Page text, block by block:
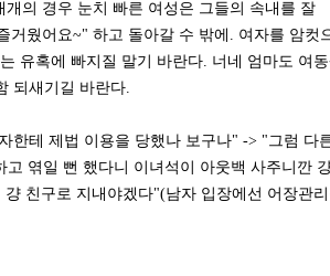
의 경우 눈치 빠른 여성은 그들의 속내를 잘
거웠어요~" 하고 돌아갈 수 밖에. 여자를 암컷
유혹에 빠지질 말기 바란다. 너네 엄마도 여
되새기길 바란다.
한테 제법 이용을 당했나 보구나" -> "그럼 다
엮일 뻔 했다니 이녀석이 아웃백 사주니깐
친구로 지내야겠다"(남자 입장에선 어장관